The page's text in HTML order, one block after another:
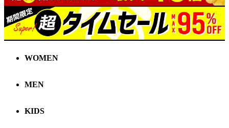
WOMEN
MEN
KIDS